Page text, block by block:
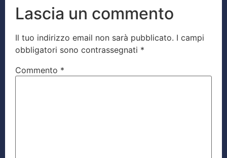
Lascia un commento
Il tuo indirizzo email non sarà pubblicato. I campi
obbligatori sono contrassegnati *
Commento *